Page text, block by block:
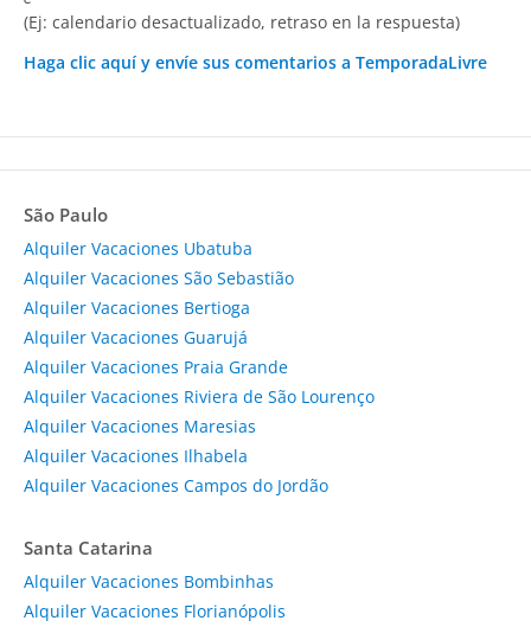
(Ej: calendario desactualizado, retraso en la respuesta)
Haga clic aquí y envíe sus comentarios a TemporadaLivre
São Paulo
Alquiler Vacaciones Ubatuba
Alquiler Vacaciones São Sebastião
Alquiler Vacaciones Bertioga
Alquiler Vacaciones Guarujá
Alquiler Vacaciones Praia Grande
Alquiler Vacaciones Riviera de São Lourenço
Alquiler Vacaciones Maresias
Alquiler Vacaciones Ilhabela
Alquiler Vacaciones Campos do Jordão
Santa Catarina
Alquiler Vacaciones Bombinhas
Alquiler Vacaciones Florianópolis